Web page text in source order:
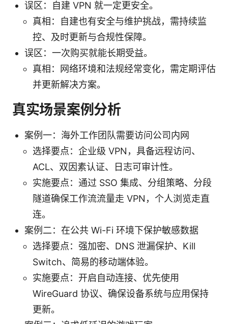
误区：自建 VPN 就一定更安全。
真相：自建也有安全与维护挑战，需持续监
控、及时更新与合规性保障。
误区：一次购买就能长期受益。
真相：网络环境和法规经常变化，需定期评估
并更新解决方案。
真实场景案例分析
案例一：海外工作团队需要访问公司内网
选择要点：企业级 VPN，具备远程访问、
ACL、双因素认证、日志可审计性。
实施要点：通过 SSO 集成、分组策略、分段
隧道确保工作流流量走 VPN，个人浏览走直
连。
案例二：在公共 Wi-Fi 环境下保护敏感数据
选择要点：强加密、DNS 泄漏保护、Kill
Switch、简易的移动端体验。
实施要点：开启自动连接、优先使用
WireGuard 协议、确保设备系统与应用保持
更新。